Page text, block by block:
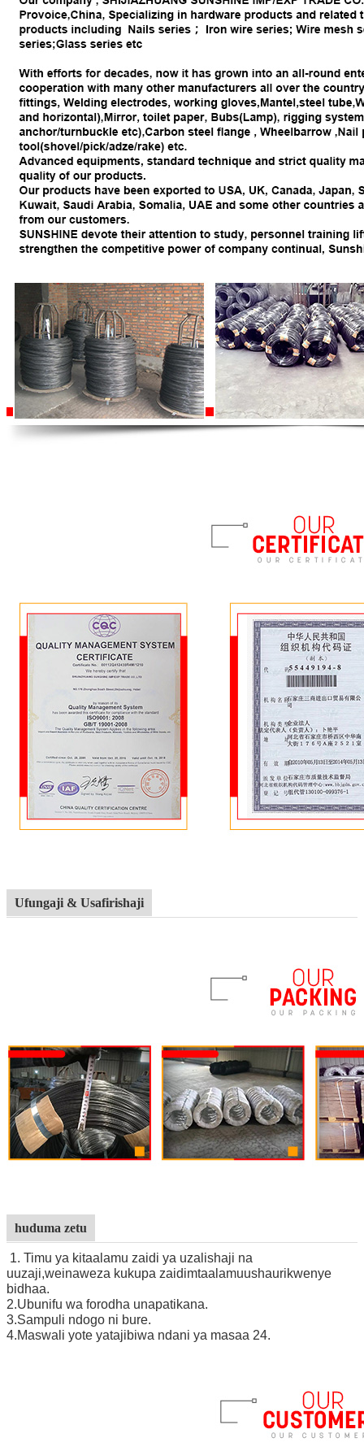
Ufungaji & Usafirishaji
huduma zetu
1. Timu ya kitaalamu zaidi ya uzalishaji na
uuzaji,weinaweza kukupa zaidimtaalamuushaurikwenye
bidhaa.
2.Ubunifu wa forodha unapatikana.
3.Sampuli ndogo ni bure.
4.Maswali yote yatajibiwa ndani ya masaa 24.